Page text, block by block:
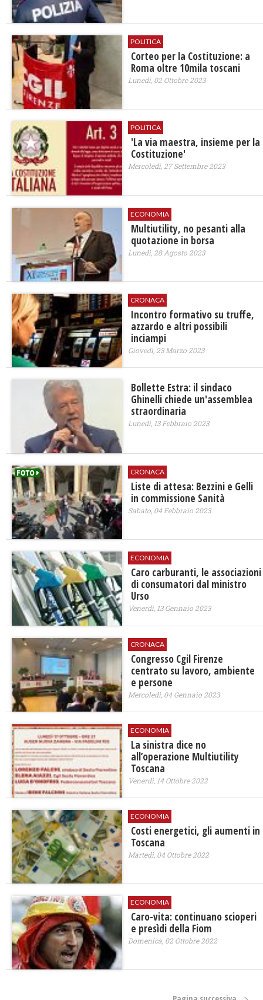
POLITICA
Corteo per la Costituzione: a
Roma oltre 10mila toscani
Lunedì, 02 Ottobre 2023
POLITICA
'La via maestra, insieme per la
Costituzione'
Mercoledì, 27 Settembre 2023
ECONOMIA
Multiutility, no pesanti alla
quotazione in borsa
Lunedì, 28 Agosto 2023
CRONACA
Incontro formativo su truffe,
azzardo e altri possibili
inciampi
Giovedì, 23 Marzo 2023
Bollette Estra: il sindaco
Ghinelli chiede un'assemblea
straordinaria
Lunedì, 13 Febbraio 2023
CRONACA
Liste di attesa: Bezzini e Gelli
in commissione Sanità
Sabato, 04 Febbraio 2023
ECONOMIA
Caro carburanti, le associazioni
di consumatori dal ministro
Urso
Venerdì, 13 Gennaio 2023
CRONACA
Congresso Cgil Firenze
centrato su lavoro, ambiente
e persone
Mercoledì, 04 Gennaio 2023
ECONOMIA
La sinistra dice no
all’operazione Multiutility
Toscana
Venerdì, 14 Ottobre 2022
ECONOMIA
Costi energetici, gli aumenti in
Toscana
Martedì, 04 Ottobre 2022
ECONOMIA
Caro-vita: continuano scioperi
e presìdi della Fiom
Domenica, 02 Ottobre 2022